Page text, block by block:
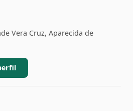
Vera Cruz, Aparecida de